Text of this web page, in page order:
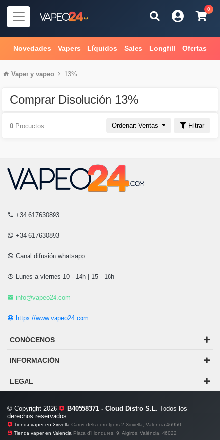
0
Novedades Vapers Líquidos Sales Longfill Ofertas
Vaper y vapeo 13%
Comprar Disolución 13%
Ordenar: Ventas Filtrar
0 Productos
+34 617630893
+34 617630893
Canal difusión whatsapp
Lunes a viernes 10 - 14h | 15 - 18h
info@vapeo24.com
https://www.vapeo24.com
CONÓCENOS
INFORMACIÓN
LEGAL
© Copyright 2026 B40558371 - Cloud Distro S.L. Todos los
derechos reservados
Tienda vaper en Xirivella Carrer dels corretgers 2 Xirivella, Valencia 46950
Tienda vaper en Valencia Plaza d'Hondures, 9, Algirós, València, 46022